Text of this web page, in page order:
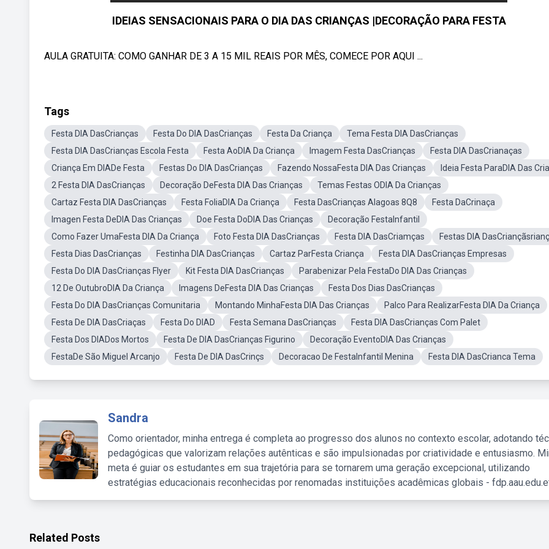
IDEIAS SENSACIONAIS PARA O DIA DAS CRIANÇAS |DECORAÇÃO PARA FESTA
AULA GRATUITA: COMO GANHAR DE 3 A 15 MIL REAIS POR MÊS, COMECE POR AQUI ...
Tags
Festa DIA DasCrianças Festa Do DIA DasCrianças Festa Da Criança
Tema Festa DIA DasCrianças
Festa DIA DasCrianças Escola Festa
Festa AoDIA Da Criança Imagem Festa DasCrianças
Festa DIA DasCrianaças
Criança Em DIADe Festa
Festas Do DIA DasCrianças Fazendo NossaFesta DIA Das Crianças
Ideia Festa ParaDIA Das
2 Festa DIA DasCrianças
Decoração DeFesta DIA Das Crianças
Temas Festas ODIA Da Crianças
Cartaz Festa DIA DasCrianças
Festa FoliaDIA Da Criança Festa DasCrianças Alagoas 8Q8
Festa DaCrinaça
Imagen Festa DeDIA Das Crianças
Doe Festa DoDIA Das Crianças
Decoração FestaInfantil
Como Fazer UmaFesta DIA Da Criança
Foto Festa DIA DasCrianças Festa DIA DasCriamças
Festas DIA
Festa Dias DasCrianças
Festinha DIA DasCrianças Cartaz ParFesta Criança
Festa DIA DasCrianças Empresas
Festa Do DIA DasCrianças Flyer
Kit Festa DIA DasCrianças
Parabenizar Pela FestaDo DIA Das Crianças
12 De OutubroDIA Da Criança
Imagens DeFesta DIA Das Crianças
Festa Dos Dias DasCrianças
Festa Do DIA DasCrianças Comunitaria
Montando MinhaFesta DIA Das Crianças
Palco Para RealizarFesta DIA Da Criança
Festa De DIA DasCriaças
Festa Do DIAD Festa Semana DasCrianças
Festa DIA DasCrianças Com Palet
Festa Dos DIADos Mortos
Festa De DIA DasCrianças Figurino
Decoração EventoDIA Das Crianças
FestaDe São Miguel Arcanjo
Festa De DIA DasCrinçs Decoracao De FestaInfantil Menina Festa DIA DasCrianca Tema
Sandra
Como orientador, minha entrega é completa ao progresso dos alunos no contexto escolar, adotando
pedagógicas que valorizam relações autênticas e são impulsionadas por criatividade e entusiasmo.
meta é guiar os estudantes em sua trajetória para se tornarem uma geração excepcional, utilizando
estratégias educacionais reconhecidas por renomadas instituições acadêmicas globais -
Related Posts